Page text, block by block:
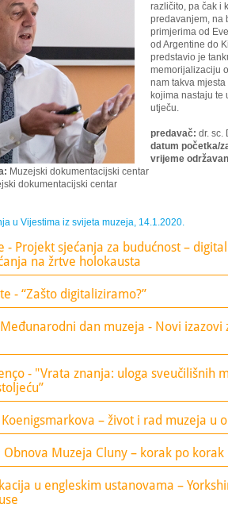
različito, pa čak i
predavanjem, na
primjerima od
od Argentine do
predstavio je
memorijalizaciju
nam takva
kojima nastaju te
utječu.
predavač: dr. sc.
datum početka/
vrijeme
Muzejski dokumentacijski centar
dokumentacijski centar
u Vijestima iz svijeta muzeja, 14.1.2020.
- Projekt sjećanja za budućnost –
na žrtve holokausta
- “Zašto digitaliziramo?”
dan muzeja - Novi izazovi
- "Vrata znanja: uloga sveučilišnih
– život i rad muzeja u
Obnova Muzeja Cluny – korak po korak
u engleskim ustanovama –